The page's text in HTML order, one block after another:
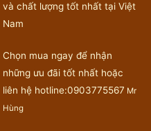
và chất lượng tốt nhất tại Việt
Nam
Chọn mua ngay để nhận
những ưu đãi tốt nhất hoặc
liên hệ hotline:0903775567 Mr
Hùng